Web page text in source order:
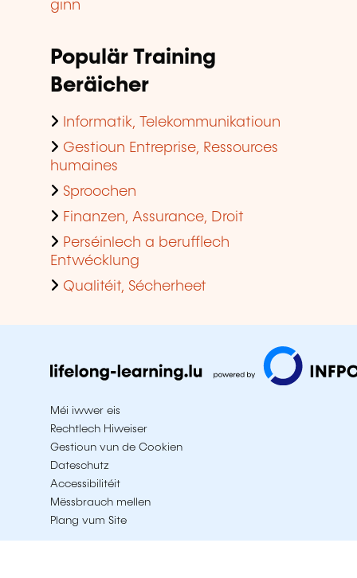
ginn
Populär Training
Beräicher
Informatik, Telekommunikatioun
Gestioun Entreprise, Ressources
humaines
Sproochen
Finanzen, Assurance, Droit
Perséinlech a berufflech
Entwécklung
Qualitéit, Sécherheet
Méi iwwer eis
Rechtlech Hiweiser
Gestioun vun de Cookien
Dateschutz
Accessibilitéit
Mëssbrauch mellen
Plang vum Site